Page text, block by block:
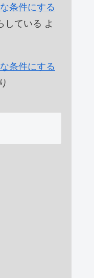
条件にする
している よ
条件にする